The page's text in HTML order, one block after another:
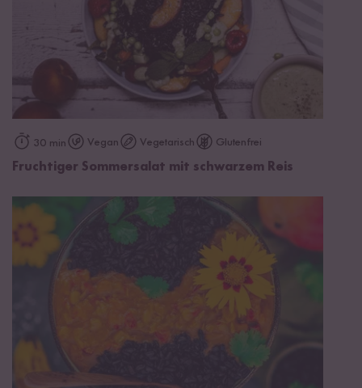
30 min Vegan Vegetarisch Glutenfrei
Fruchtiger Sommersalat mit schwarzem Reis